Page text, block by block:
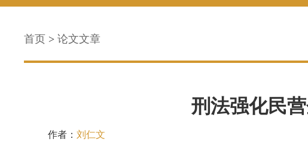
首页 > 论文文章
刑法强化民
作者： 刘仁文